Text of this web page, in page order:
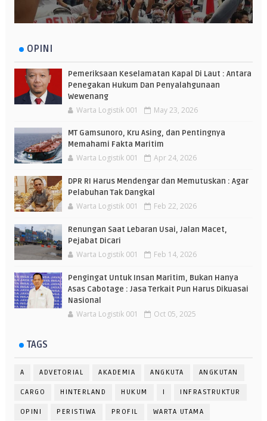
OPINI
Pemeriksaan Keselamatan Kapal Di Laut : Antara
Penegakan Hukum Dan Penyalahgunaan
Wewenang
Warta Logistik 001 May 23, 2026
MT Gamsunoro, Kru Asing, dan Pentingnya
Memahami Fakta Maritim
Warta Logistik 001 Apr 24, 2026
DPR RI Harus Mendengar dan Memutuskan : Agar
Pelabuhan Tak Dangkal
Warta Logistik 001 Feb 22, 2026
Renungan Saat Lebaran Usai, Jalan Macet,
Pejabat Dicari
Warta Logistik 001 Feb 14, 2026
Pengingat Untuk Insan Maritim, Bukan Hanya
Asas Cabotage : Jasa Terkait Pun Harus Dikuasai
Nasional
Warta Logistik 001 Oct 05, 2025
TAGS
A ADVETORIAL AKADEMIA ANGKUTA ANGKUTAN
CARGO HINTERLAND HUKUM I INFRASTRUKTUR
OPINI PERISTIWA PROFIL WARTA UTAMA